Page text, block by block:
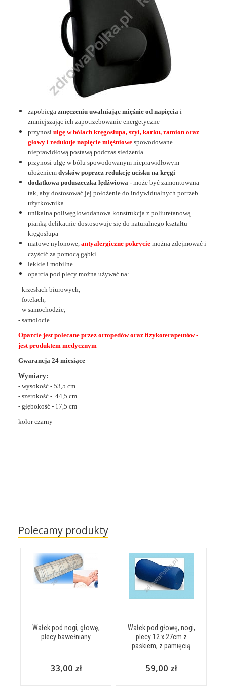
zapobiega zmęczeniu uwalniając mięśnie od napięcia i
zmniejszając ich zapotrzebowanie energetyczne
przynosi ulgę w bólach kręgosłupa, szyi, karku, ramion oraz
głowy i redukuje napięcie mięśniowe spowodowane
nieprawidłową postawą podczas siedzenia
przynosi ulgę w bólu spowodowanym nieprawidłowym
ułożeniem dysków poprzez redukcję ucisku na kręgi
dodatkowa poduszeczka lędźwiowa - może być zamontowana
tak, aby dostosować jej położenie do indywidualnych potrzeb
użytkownika
unikalna poliwęglowodanowa konstrukcja z poliuretanową
pianką delikatnie dostosowuje się do naturalnego kształtu
kręgosłupa
matowe nylonowe, antyalergiczne pokrycie można zdejmować i
czyścić za pomocą gąbki
lekkie i mobilne
oparcia pod plecy można używać na:
- krzesłach biurowych,
- fotelach,
- w samochodzie,
- samolocie
Oparcie jest polecane przez ortopedów oraz fizykoterapeutów -
jest produktem medycznym
Gwarancja 24 miesiące
Wymiary:
- wysokość - 53,5 cm
- szerokość - 44,5 cm
- głębokość - 17,5 cm
kolor czarny
Polecamy produkty
Wałek pod nogi, głowę,
plecy bawełniany
33,00 zł
Wałek pod głowę, nogi,
plecy 12 x 27cm z
paskiem, z pamięcią
59,00 zł